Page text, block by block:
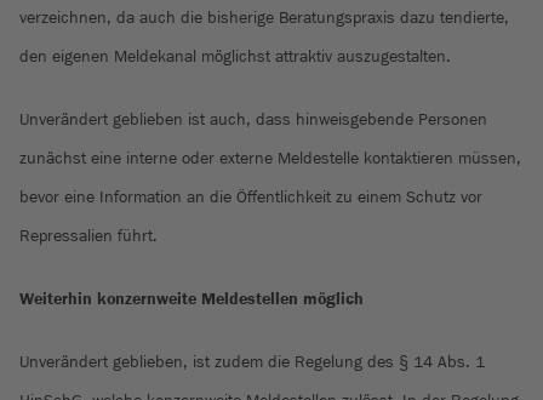
verzeichnen, da auch die bisherige Beratungspraxis dazu tendierte,
den eigenen Meldekanal möglichst attraktiv auszugestalten.
Unverändert geblieben ist auch, dass hinweisgebende Personen
zunächst eine interne oder externe Meldestelle kontaktieren müssen,
bevor eine Information an die Öffentlichkeit zu einem Schutz vor
Repressalien führt.
Weiterhin konzernweite Meldestellen möglich
Unverändert geblieben, ist zudem die Regelung des § 14 Abs. 1